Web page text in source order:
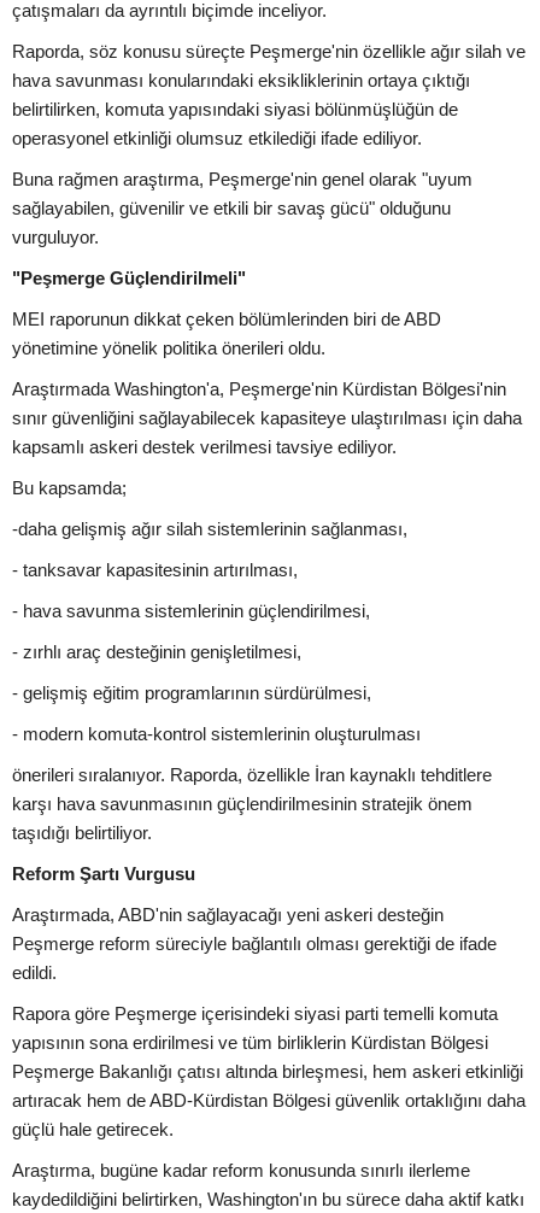
çatışmaları da ayrıntılı biçimde inceliyor.
Raporda, söz konusu süreçte Peşmerge'nin özellikle ağır silah ve
hava savunması konularındaki eksikliklerinin ortaya çıktığı
belirtilirken, komuta yapısındaki siyasi bölünmüşlüğün de
operasyonel etkinliği olumsuz etkilediği ifade ediliyor.
Buna rağmen araştırma, Peşmerge'nin genel olarak "uyum
sağlayabilen, güvenilir ve etkili bir savaş gücü" olduğunu
vurguluyor.
"Peşmerge Güçlendirilmeli"
MEI raporunun dikkat çeken bölümlerinden biri de ABD
yönetimine yönelik politika önerileri oldu.
Araştırmada Washington'a, Peşmerge'nin Kürdistan Bölgesi'nin
sınır güvenliğini sağlayabilecek kapasiteye ulaştırılması için daha
kapsamlı askeri destek verilmesi tavsiye ediliyor.
Bu kapsamda;
-daha gelişmiş ağır silah sistemlerinin sağlanması,
- tanksavar kapasitesinin artırılması,
- hava savunma sistemlerinin güçlendirilmesi,
- zırhlı araç desteğinin genişletilmesi,
- gelişmiş eğitim programlarının sürdürülmesi,
- modern komuta-kontrol sistemlerinin oluşturulması
önerileri sıralanıyor. Raporda, özellikle İran kaynaklı tehditlere
karşı hava savunmasının güçlendirilmesinin stratejik önem
taşıdığı belirtiliyor.
Reform Şartı Vurgusu
Araştırmada, ABD'nin sağlayacağı yeni askeri desteğin
Peşmerge reform süreciyle bağlantılı olması gerektiği de ifade
edildi.
Rapora göre Peşmerge içerisindeki siyasi parti temelli komuta
yapısının sona erdirilmesi ve tüm birliklerin Kürdistan Bölgesi
Peşmerge Bakanlığı çatısı altında birleşmesi, hem askeri etkinliği
artıracak hem de ABD-Kürdistan Bölgesi güvenlik ortaklığını daha
güçlü hale getirecek.
Araştırma, bugüne kadar reform konusunda sınırlı ilerleme
kaydedildiğini belirtirken, Washington'ın bu sürece daha aktif katkı